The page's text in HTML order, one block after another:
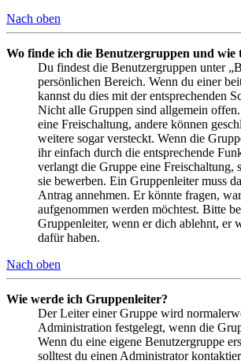
Nach oben
Wo finde ich die Benutzergruppen und wie
Du findest die Benutzergruppen unter
persönlichen Bereich. Wenn du einer
kannst du dies mit der entsprechenden
Nicht alle Gruppen sind allgemein
eine Freischaltung, andere können
weitere sogar versteckt. Wenn die
ihr einfach durch die entsprechende
verlangt die Gruppe eine Freischaltung,
sie bewerben. Ein Gruppenleiter muss
Antrag annehmen. Er könnte fragen,
aufgenommen werden möchtest. Bitte
Gruppenleiter, wenn er dich ablehnt, er
dafür haben.
Nach oben
Wie werde ich Gruppenleiter?
Der Leiter einer Gruppe wird
Administration festgelegt, wenn die
Wenn du eine eigene Benutzergruppe
solltest du einen Administrator